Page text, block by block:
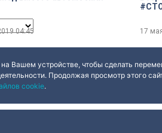
04:45 17
Вашем устройстве, чтобы сделать
Продолжая просмотр этого
cookie.